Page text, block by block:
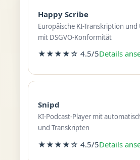
Happy Scribe
Europäische KI-Transkription
mit DSGVO-Konformität
★★★★☆ 4.5/5Details
Snipd
KI-Podcast-Player mit
und Transkripten
★★★★☆ 4.5/5Details